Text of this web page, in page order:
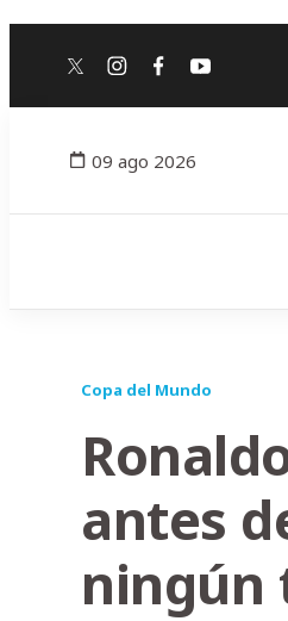
twitterinstagram
facebook
youtube
09 ago 2026
Copa del Mundo
antes
ningún